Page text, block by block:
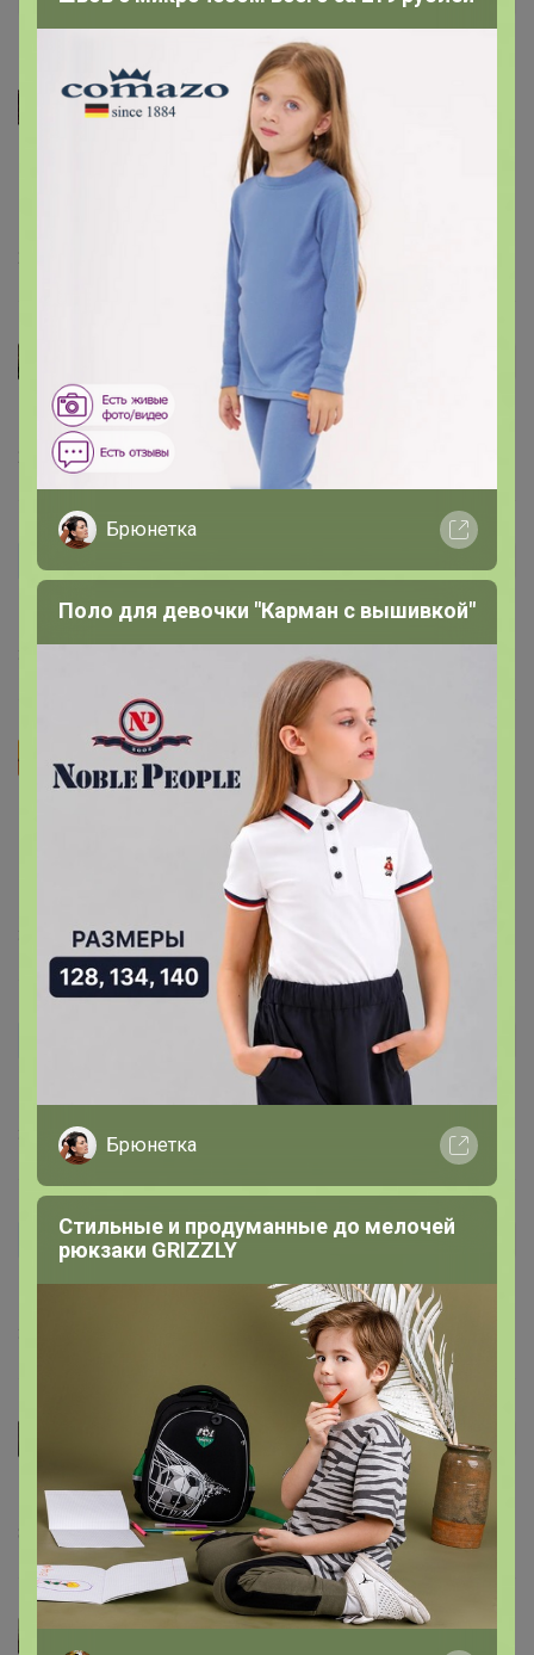
СЛАДКАЯ
Помощь и консультация по моим закупкам ,
вопросы, отзывы, видеообзоры здесь
Автор уже получил заказ!
Добротный пластик.Симпатулька маленькая.
26 июня, 2021 23:18
Автор уже получил заказ!
Отличная доска!!!
Le Jouet
Заказываю не в первый раз, и домой, и на работу.
Очень удобная, несмотря на маленький размер,
качественная. За такую цену можно менять хоть
30 января, 2021 23:38
Автор уже получил заказ!
30 января, 2021 23:33
ИРИНА.К Автор уже получил заказ!
Отличная, небольшая доска.
Ксюше4ка Автор уже получил заказ!
Отличная досточка, очень удобная! Буду брать еще)))
8 октября, 2020 19:24
VIFka
Брюнетка
Поло для девочки "Карман с вышивкой"
Брюнетка
Стильные и продуманные до мелочей
рюкзаки GRIZZLY